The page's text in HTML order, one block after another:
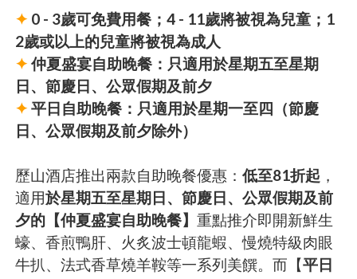
✦ 0 - 3歲可免費用餐；4 - 11歲將被視為兒童；1
2歲或以上的兒童將被視為成人
✦ 仲夏盛宴自助晚餐：只適用於星期五至星期
日、節慶日、公眾假期及前夕
✦ 平日自助晚餐：只適用於星期一至四（節慶
日、公眾假期及前夕除外）
歷山酒店推出兩款自助晚餐優惠：低至81折起 ，
適用於星期五至星期日、節慶日、公眾假期及前
夕的【仲夏盛宴自助晚餐】重點推介即開新鮮生
蠔、香煎鴨肝、火炙波士頓龍蝦、慢燒特級肉眼
牛扒、法式香草燒羊鞍等一系列美饌。而【平日